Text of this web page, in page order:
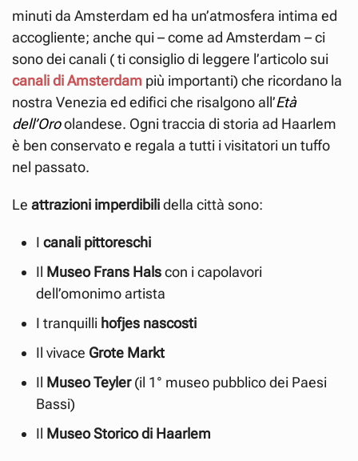
minuti da Amsterdam ed ha un’atmosfera intima ed
accogliente; anche qui – come ad Amsterdam – ci
sono dei canali ( ti consiglio di leggere l’articolo sui
canali di Amsterdam più importanti) che ricordano la
nostra Venezia ed edifici che risalgono all’Età
dell’Oroolandese. Ogni traccia di storia ad Haarlem
è ben conservato e regala a tutti i visitatori un tuffo
nel passato.
Le attrazioni imperdibilidella città sono:
I canali pittoreschi
Il Museo Frans Halscon i capolavori
dell’omonimo artista
I tranquilli hofjes nascosti
Il vivace Grote Markt
Il Museo Teyler(il 1° museo pubblico dei Paesi
Bassi)
Il Museo Storico di Haarlem